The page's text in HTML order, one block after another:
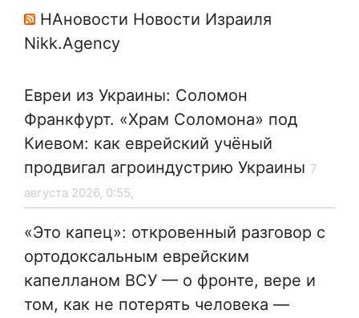
НАновости Новости Израиля
Nikk.Agency
Евреи из Украины: Соломон
Франкфурт. «Храм Соломона» под
Киевом: как еврейский учёный
продвигал агроиндустрию Украины 7
августа 2026, 0:55,
«Это капец»: откровенный разговор с
ортодоксальным еврейским
капелланом ВСУ — о фронте, вере и
том, как не потерять человека —